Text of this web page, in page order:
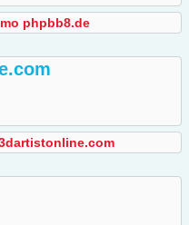
phpbb8.de